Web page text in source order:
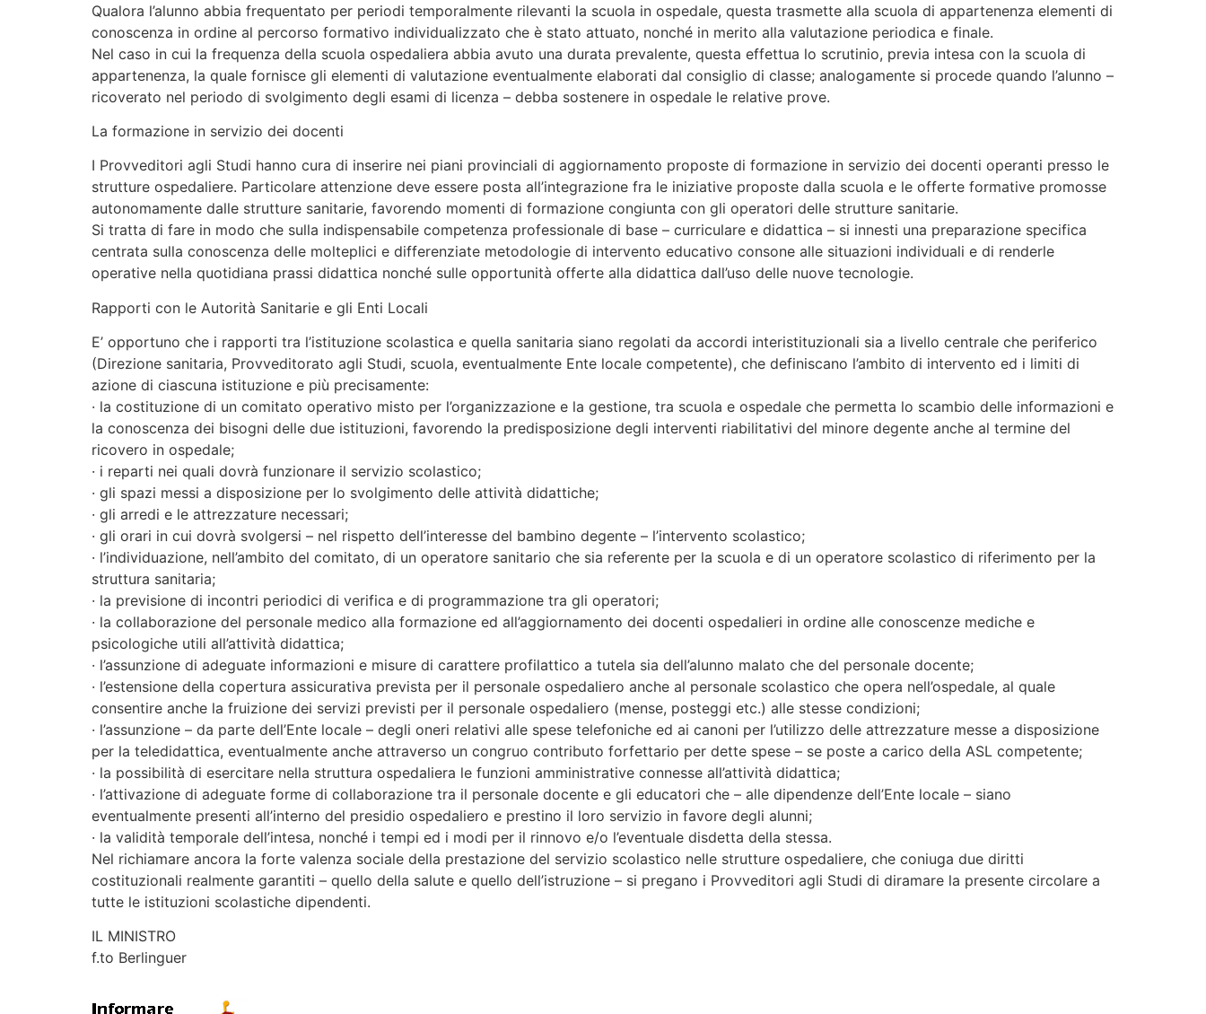
Qualora l’alunno abbia frequentato per periodi temporalmente rilevanti la scuola in ospedale, questa trasmette alla scuola di appartenenza elementi di
conoscenza in ordine al percorso formativo individualizzato che è stato attuato, nonché in merito alla valutazione periodica e finale.
Nel caso in cui la frequenza della scuola ospedaliera abbia avuto una durata prevalente, questa effettua lo scrutinio, previa intesa con la scuola di
appartenenza, la quale fornisce gli elementi di valutazione eventualmente elaborati dal consiglio di classe; analogamente si procede quando l’alunno –
ricoverato nel periodo di svolgimento degli esami di licenza – debba sostenere in ospedale le relative prove.
La formazione in servizio dei docenti
I Provveditori agli Studi hanno cura di inserire nei piani provinciali di aggiornamento proposte di formazione in servizio dei docenti operanti presso le
strutture ospedaliere. Particolare attenzione deve essere posta all’integrazione fra le iniziative proposte dalla scuola e le offerte formative promosse
autonomamente dalle strutture sanitarie, favorendo momenti di formazione congiunta con gli operatori delle strutture sanitarie.
Si tratta di fare in modo che sulla indispensabile competenza professionale di base – curriculare e didattica – si innesti una preparazione specifica
centrata sulla conoscenza delle molteplici e differenziate metodologie di intervento educativo consone alle situazioni individuali e di renderle
operative nella quotidiana prassi didattica nonché sulle opportunità offerte alla didattica dall’uso delle nuove tecnologie.
Rapporti con le Autorità Sanitarie e gli Enti Locali
E’ opportuno che i rapporti tra l’istituzione scolastica e quella sanitaria siano regolati da accordi interistituzionali sia a livello centrale che periferico
(Direzione sanitaria, Provveditorato agli Studi, scuola, eventualmente Ente locale competente), che definiscano l’ambito di intervento ed i limiti di
azione di ciascuna istituzione e più precisamente:
· la costituzione di un comitato operativo misto per l’organizzazione e la gestione, tra scuola e ospedale che permetta lo scambio delle informazioni e
la conoscenza dei bisogni delle due istituzioni, favorendo la predisposizione degli interventi riabilitativi del minore degente anche al termine del
ricovero in ospedale;
· i reparti nei quali dovrà funzionare il servizio scolastico;
· gli spazi messi a disposizione per lo svolgimento delle attività didattiche;
· gli arredi e le attrezzature necessari;
· gli orari in cui dovrà svolgersi – nel rispetto dell’interesse del bambino degente – l’intervento scolastico;
· l’individuazione, nell’ambito del comitato, di un operatore sanitario che sia referente per la scuola e di un operatore scolastico di riferimento per la
struttura sanitaria;
· la previsione di incontri periodici di verifica e di programmazione tra gli operatori;
· la collaborazione del personale medico alla formazione ed all’aggiornamento dei docenti ospedalieri in ordine alle conoscenze mediche e
psicologiche utili all’attività didattica;
· l’assunzione di adeguate informazioni e misure di carattere profilattico a tutela sia dell’alunno malato che del personale docente;
· l’estensione della copertura assicurativa prevista per il personale ospedaliero anche al personale scolastico che opera nell’ospedale, al quale
consentire anche la fruizione dei servizi previsti per il personale ospedaliero (mense, posteggi etc.) alle stesse condizioni;
· l’assunzione – da parte dell’Ente locale – degli oneri relativi alle spese telefoniche ed ai canoni per l’utilizzo delle attrezzature messe a disposizione
per la teledidattica, eventualmente anche attraverso un congruo contributo forfettario per dette spese – se poste a carico della ASL competente;
· la possibilità di esercitare nella struttura ospedaliera le funzioni amministrative connesse all’attività didattica;
· l’attivazione di adeguate forme di collaborazione tra il personale docente e gli educatori che – alle dipendenze dell’Ente locale – siano
eventualmente presenti all’interno del presidio ospedaliero e prestino il loro servizio in favore degli alunni;
· la validità temporale dell’intesa, nonché i tempi ed i modi per il rinnovo e/o l’eventuale disdetta della stessa.
Nel richiamare ancora la forte valenza sociale della prestazione del servizio scolastico nelle strutture ospedaliere, che coniuga due diritti
costituzionali realmente garantiti – quello della salute e quello dell’istruzione – si pregano i Provveditori agli Studi di diramare la presente circolare a
tutte le istituzioni scolastiche dipendenti.
IL MINISTRO
f.to Berlinguer